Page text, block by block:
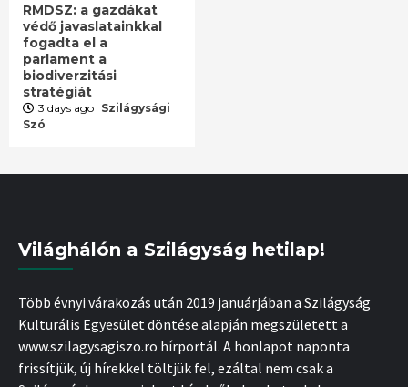
RMDSZ: a gazdákat
védő javaslatainkkal
fogadta el a
parlament a
biodiverzitási
stratégiát
3 days ago Szilágysági
Szó
Világhálón a Szilágyság hetilap!
Több évnyi várakozás után 2019 januárjában a Szilágyság
Kulturális Egyesület döntése alapján megszületett a
www.szilagysagiszo.ro hírportál. A honlapot naponta
frissítjük, új hírekkel töltjük fel, ezáltal nem csak a